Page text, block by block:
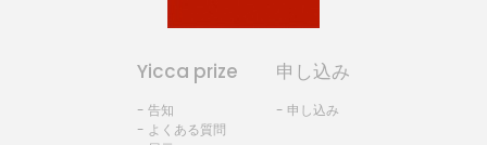
Yicca prize
- 告知
- よくある質問
申し込み
- 申し込み